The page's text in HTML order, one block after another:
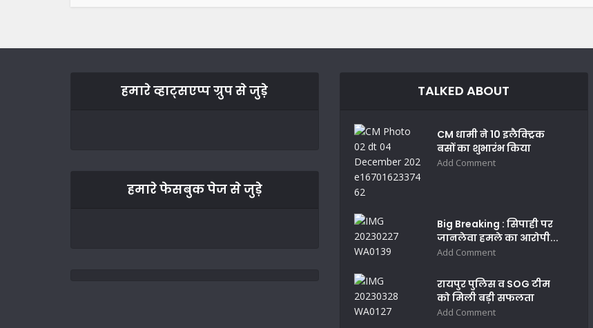
हमारे व्हाट्सएप्प ग्रुप से जुड़े
हमारे फेसबुक पेज से जुड़े
TALKED ABOUT
CM धामी ने 10 इलैक्ट्रिक
बसों का शुभारंभ किया
Add Comment
Big Breaking : सिपाही पर
जानलेवा हमले का आरोपी...
Add Comment
रायपुर पुलिस व SOG टीम
को मिली बड़ी सफलता
Add Comment